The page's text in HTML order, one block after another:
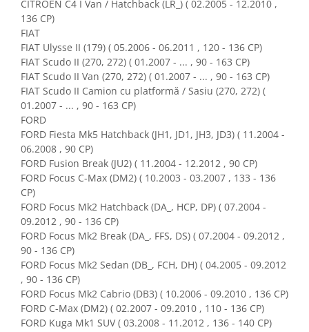
Ochelari de vedere
Gaming, Carti & Birotica
Birotica & Papetarie
Console, Jocuri & Accesorii
Ingrijire personala & Cosmetice
Accesorii aparate de ras electrice
Accesorii aparate hair styling
Aparate & Accesorii ingrijire
personala
Aparate cosmetice
Articole Sanatate si Wellness
Consumabile sanitare
Cosmetice si produse ingrijire
personala
Igiena dentara
Jucarii, Copii & Bebe
Camera copilului
Hrana bebelusi
CITROËN C4 I Van / Hatchback (LR_) ( 02.2005 - 12.2010 ,
136 CP)
FIAT
FIAT Ulysse II (179) ( 05.2006 - 06.2011 , 120 - 136 CP)
FIAT Scudo II (270, 272) ( 01.2007 - ... , 90 - 163 CP)
FIAT Scudo II Van (270, 272) ( 01.2007 - ... , 90 - 163 CP)
FIAT Scudo II Camion cu platformă / Sasiu (270, 272) (
01.2007 - ... , 90 - 163 CP)
FORD
FORD Fiesta Mk5 Hatchback (JH1, JD1, JH3, JD3) ( 11.2004 -
06.2008 , 90 CP)
FORD Fusion Break (JU2) ( 11.2004 - 12.2012 , 90 CP)
FORD Focus C-Max (DM2) ( 10.2003 - 03.2007 , 133 - 136
CP)
FORD Focus Mk2 Hatchback (DA_, HCP, DP) ( 07.2004 -
09.2012 , 90 - 136 CP)
FORD Focus Mk2 Break (DA_, FFS, DS) ( 07.2004 - 09.2012 ,
90 - 136 CP)
FORD Focus Mk2 Sedan (DB_, FCH, DH) ( 04.2005 - 09.2012
, 90 - 136 CP)
FORD Focus Mk2 Cabrio (DB3) ( 10.2006 - 09.2010 , 136 CP)
FORD C-Max (DM2) ( 02.2007 - 09.2010 , 110 - 136 CP)
FORD Kuga Mk1 SUV ( 03.2008 - 11.2012 , 136 - 140 CP)